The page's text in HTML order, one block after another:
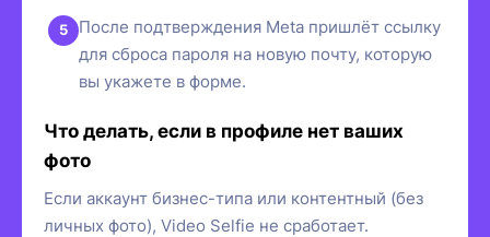
После подтверждения Meta пришлёт ссылку
для сброса пароля на новую почту, которую
вы укажете в форме.
Что делать, если в профиле нет ваших
фото
Если аккаунт бизнес-типа или контентный (без
личных фото), Video Selfie не сработает.